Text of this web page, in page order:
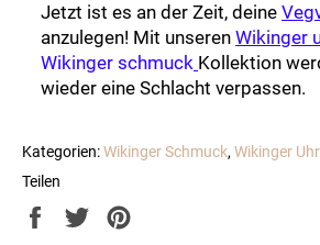
Jetzt ist es an der Zeit, deine
anzulegen! Mit unseren Wikinger
Wikinger schmuck Kollektion
wieder eine Schlacht verpassen.
Kategorien:Wikinger Schmuck,Wikinger Uhr
Teilen
Auf
Auf